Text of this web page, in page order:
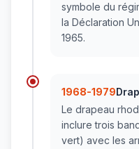
symbole du
la Déclaration
1965.
1968-1979
Le drapeau
inclure trois
vert) avec les